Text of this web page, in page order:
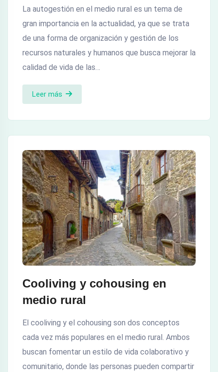
La autogestión en el medio rural es un tema de
gran importancia en la actualidad, ya que se trata
de una forma de organización y gestión de los
recursos naturales y humanos que busca mejorar la
calidad de vida de las…
Leer más
Cooliving y cohousing en
medio rural
El cooliving y el cohousing son dos conceptos
cada vez más populares en el medio rural. Ambos
buscan fomentar un estilo de vida colaborativo y
comunitario, donde las personas pueden compartir